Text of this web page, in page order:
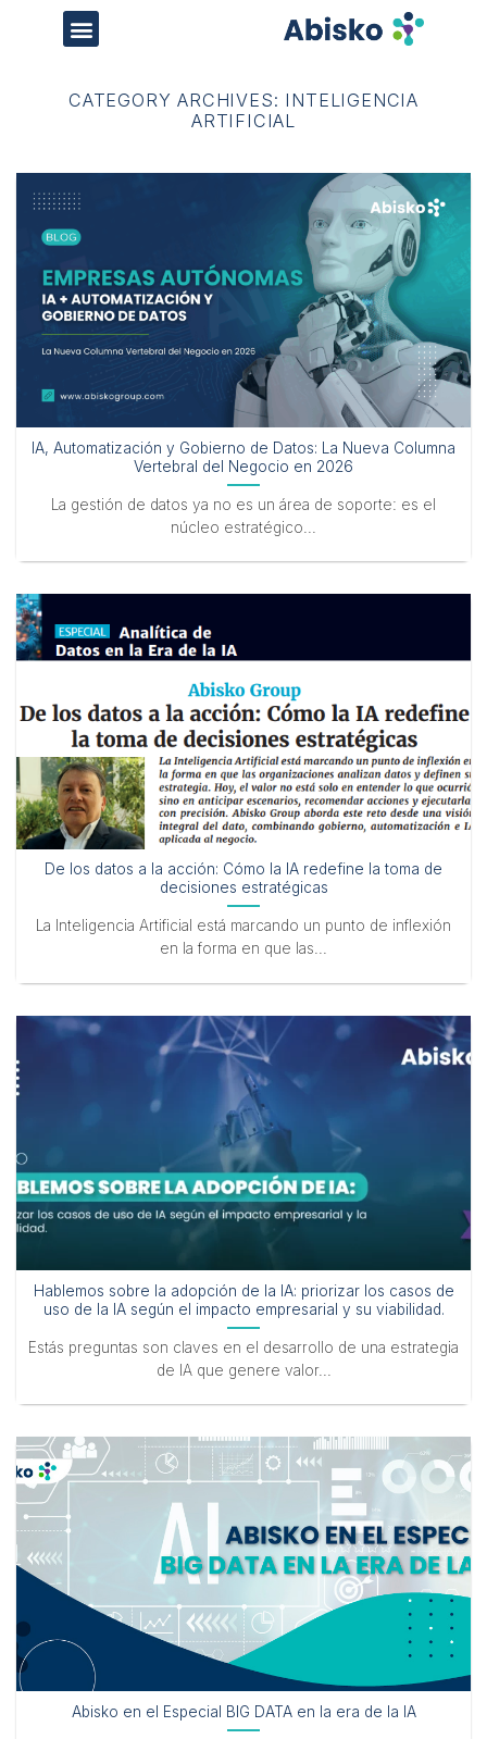
CATEGORY ARCHIVES: INTELIGENCIA
ARTIFICIAL
IA, Automatización y Gobierno de Datos: La Nueva Columna
Vertebral del Negocio en 2026
La gestión de datos ya no es un área de soporte: es el
núcleo estratégico...
De los datos a la acción: Cómo la IA redefine la toma de
decisiones estratégicas
La Inteligencia Artificial está marcando un punto de inflexión
en la forma en que las...
Hablemos sobre la adopción de la IA: priorizar los casos de
uso de la IA según el impacto empresarial y su viabilidad.
Estás preguntas son claves en el desarrollo de una estrategia
de IA que genere valor...
Abisko en el Especial BIG DATA en la era de la IA